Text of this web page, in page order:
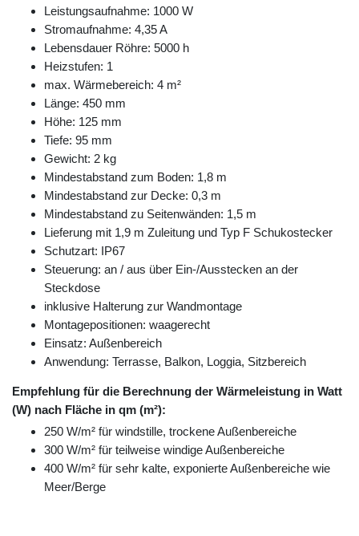
Leistungsaufnahme: 1000 W
Stromaufnahme: 4,35 A
Lebensdauer Röhre: 5000 h
Heizstufen: 1
max. Wärmebereich: 4 m²
Länge: 450 mm
Höhe: 125 mm
Tiefe: 95 mm
Gewicht: 2 kg
Mindestabstand zum Boden: 1,8 m
Mindestabstand zur Decke: 0,3 m
Mindestabstand zu Seitenwänden: 1,5 m
Lieferung mit 1,9 m Zuleitung und Typ F Schukostecker
Schutzart: IP67
Steuerung: an / aus über Ein-/Ausstecken an der
Steckdose
inklusive Halterung zur Wandmontage
Montagepositionen: waagerecht
Einsatz: Außenbereich
Anwendung: Terrasse, Balkon, Loggia, Sitzbereich
Empfehlung für die Berechnung der Wärmeleistung in Watt
(W) nach Fläche in qm (m²):
250 W/m² für windstille, trockene Außenbereiche
300 W/m² für teilweise windige Außenbereiche
400 W/m² für sehr kalte, exponierte Außenbereiche wie
Meer/Berge